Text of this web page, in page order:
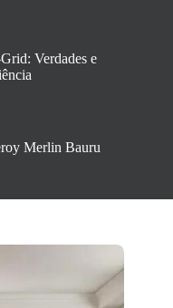
Verdades e
Merlin Bauru